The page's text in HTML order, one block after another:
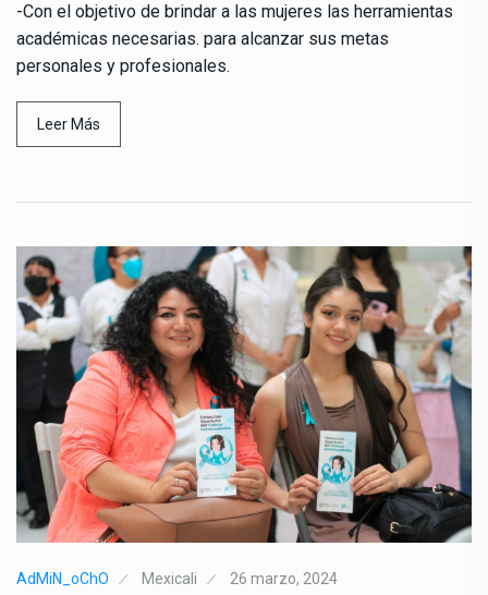
-Con el objetivo de brindar a las mujeres las herramientas
académicas necesarias. para alcanzar sus metas
personales y profesionales.
Leer Más
AdMiN_oChO Mexicali 26 marzo, 2024